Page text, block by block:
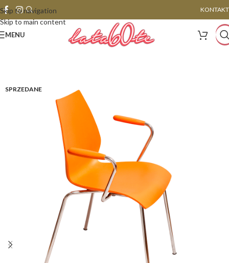
Skip to navigation
Skip to main content
KONTAKT
MENU
SPRZEDANE